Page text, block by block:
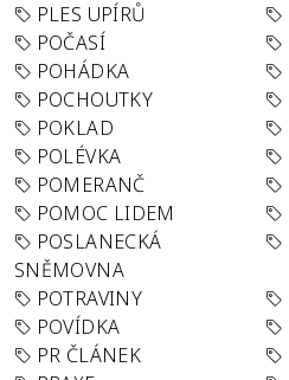
PLES UPÍRŮ
POČASÍ
POHÁDKA
POCHOUTKY
POKLAD
POLÉVKA
POMERANČ
POMOC LIDEM
POSLANECKÁ
SNĚMOVNA
POTRAVINY
POVÍDKA
PR ČLÁNEK